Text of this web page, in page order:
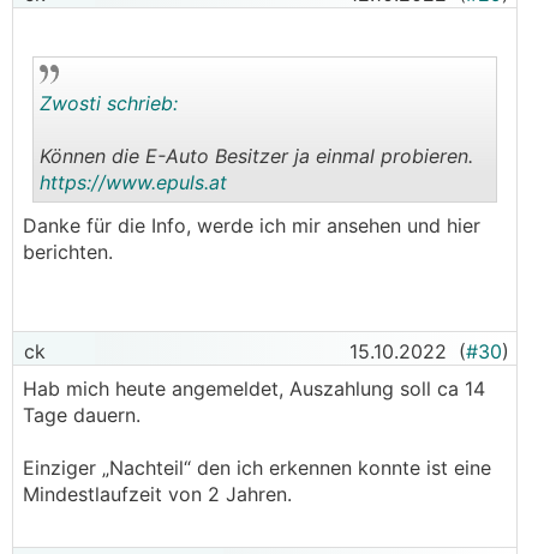
..
Zwosti schrieb:
Können die E-Auto Besitzer ja einmal probieren.
https://www.epuls.at
Danke für die Info, werde ich mir ansehen und hier
berichten.
ck 15.10.2022 (#30)
Hab mich heute angemeldet, Auszahlung soll ca 14
Tage dauern.
Einziger „Nachteil“ den ich erkennen konnte ist eine
Mindestlaufzeit von 2 Jahren.